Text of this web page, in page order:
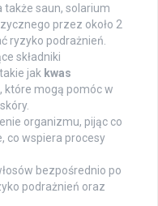
także saun, solarium
przez około 2
ryzyko podrażnień.
składniki
jak kwas
, które mogą pomóc w
organizmu, pijąc co
co wspiera procesy
bezpośrednio po
podrażnień oraz